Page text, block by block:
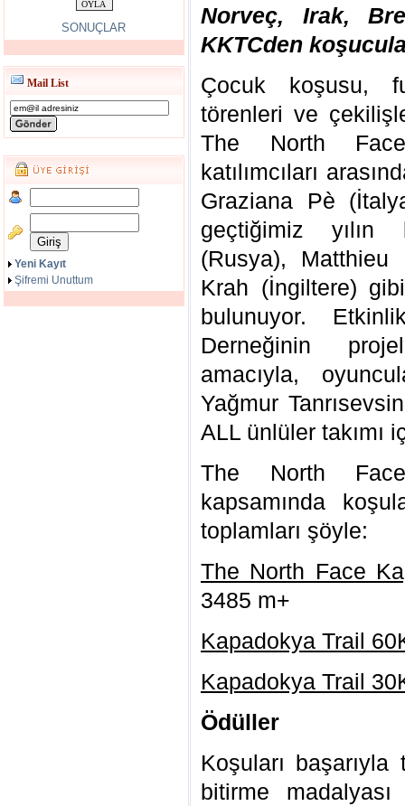
SONUÇLAR
Mail List
Yeni Kayıt
Şifremi Unuttum
Norveç, Irak,
KKTCden
Çocuk koşusu,
törenleri ve
The North
katılımcıları
Graziana Pè
geçtiğimiz yılın
(Rusya),
Krah (İngiltere)
bulunuyor.
Derneğinin
amacıyla,
Yağmur
ALL ünlüler takımı
The North
kapsamında
toplamları şöyle:
The North Face
3485 m+
Kapadokya Trail
Kapadokya Trail
Ödüller
Koşuları başarıyla
bitirme